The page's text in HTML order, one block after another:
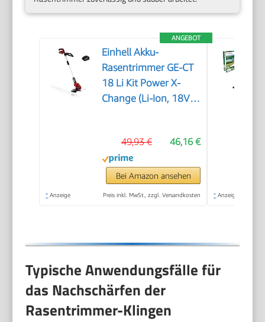
ANGEBOT
Einhell Akku-
Rasentrimmer GE-CT
18 Li Kit Power X-
Change (Li-Ion, 18V,
Kunststoffmesser,
inkl. 2,0Ah Akku und
Ladegerät)
46,16 €
49,93 €
Bei Amazon ansehen
* Anzeige Preis inkl. MwSt., zzgl. Versandkosten * Anzeige
Typische Anwendungsfälle für
das Nachschärfen der
Rasentrimmer-Klingen